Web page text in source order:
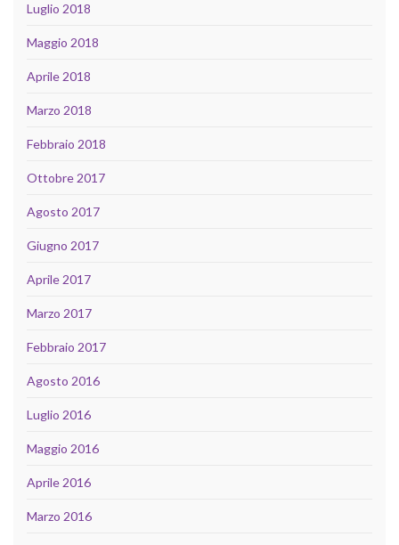
Luglio 2018
Maggio 2018
Aprile 2018
Marzo 2018
Febbraio 2018
Ottobre 2017
Agosto 2017
Giugno 2017
Aprile 2017
Marzo 2017
Febbraio 2017
Agosto 2016
Luglio 2016
Maggio 2016
Aprile 2016
Marzo 2016